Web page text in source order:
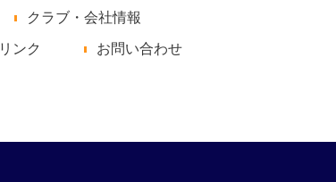
クラブ・会社情報
リンク お問い合わせ